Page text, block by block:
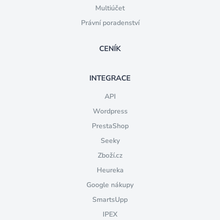
Multiúčet
Právní poradenství
CENÍK
INTEGRACE
API
Wordpress
PrestaShop
Seeky
Zboží.cz
Heureka
Google nákupy
SmartsUpp
IPEX